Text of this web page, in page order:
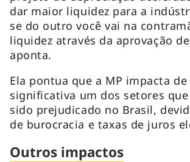
dar maior liquidez para a
se do outro você vai na
liquidez através da aprovação
aponta.
Ela pontua que a MP impacta
significativa um dos setores
sido prejudicado no Brasil,
de burocracia e taxas de juros
Outros impactos